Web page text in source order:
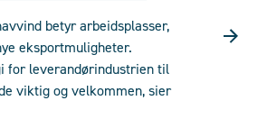
betyr arbeidsplasser,
eksportmuligheter.
for leverandørindustrien til
viktig og velkommen, sier